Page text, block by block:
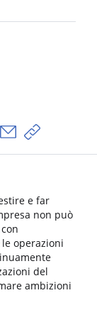
Facebook
via Xvia
Condividi via e-
Copia link
e far
non può
operazioni
del
ambizioni